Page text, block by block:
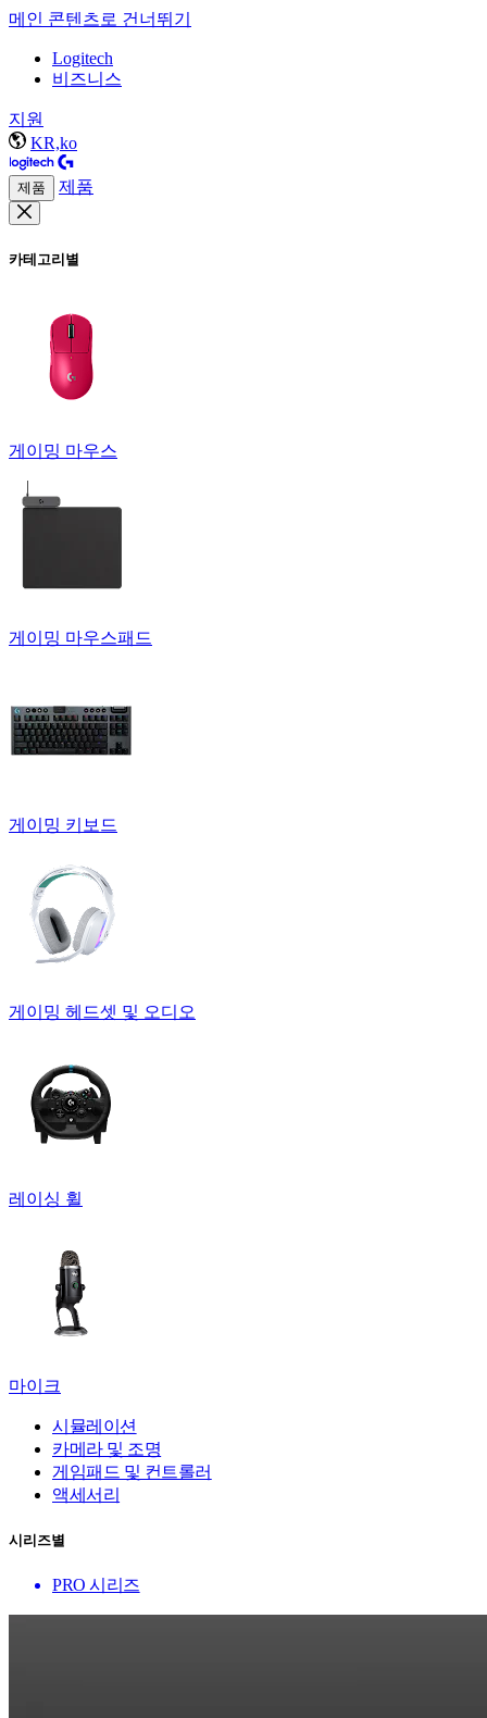
메인 콘텐츠로 건너뛰기
Logitech
비즈니스
지원
KR,ko
제품 제품
카테고리별
게이밍 마우스
게이밍 마우스패드
게이밍 키보드
게이밍 헤드셋 및 오디오
레이싱 휠
마이크
시뮬레이션
카메라 및 조명
게임패드 및 컨트롤러
액세서리
시리즈별
PRO 시리즈